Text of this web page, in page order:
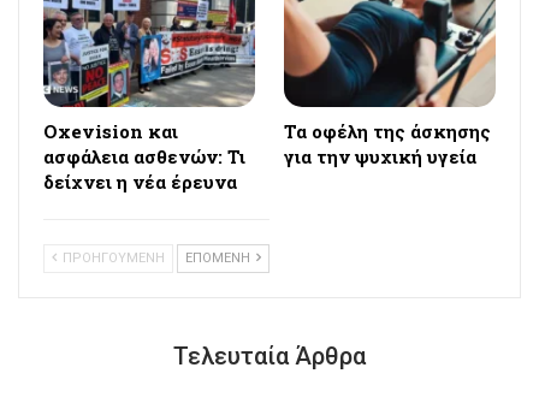
Oxevision και
ασφάλεια ασθενών: Τι
δείχνει η νέα έρευνα
Τα οφέλη της άσκησης
για την ψυχική υγεία
ΠΡΟΗΓΟΥΜΕΝΗ ΕΠΟΜΕΝΗ
Τελευταία Άρθρα